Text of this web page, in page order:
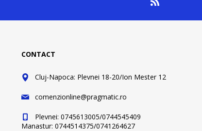
CONTACT
Cluj-Napoca: Plevnei 18-20/Ion Mester 12
comenzionline@pragmatic.ro
Plevnei: 0745613005/0744545409
Manastur: 0744514375/0741264627